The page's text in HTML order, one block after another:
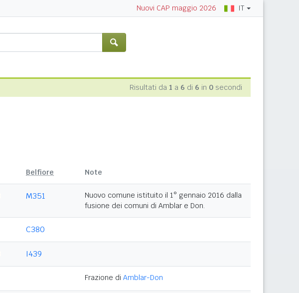
Nuovi CAP maggio 2026 IT
Risultati da 1 a 6 di 6 in 0 secondi
Belfiore Note
M351
Nuovo comune istituito il 1° gennaio 2016 dalla
fusione dei comuni di Amblar e Don.
C380
I439
Frazione di Amblar-Don